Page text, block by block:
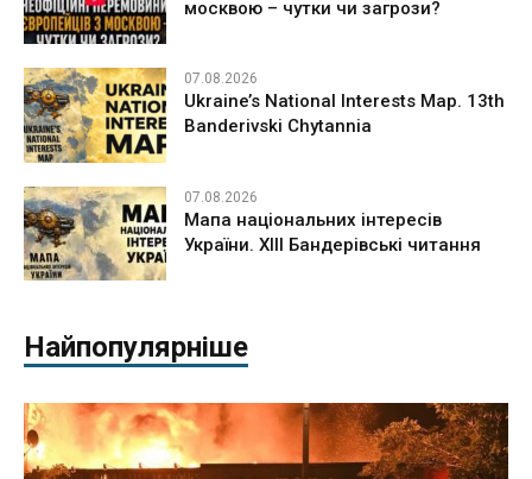
москвою – чутки чи загрози?
07.08.2026
Ukraine’s National Interests Map. 13th
Banderivski Chytannia
07.08.2026
Мапа національних інтересів
України. ХІІІ Бандерівські читання
Найпопулярніше